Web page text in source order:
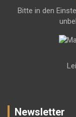
Bitte in den
Newsletter